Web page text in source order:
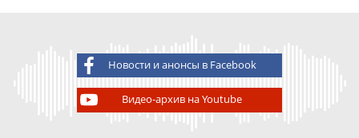
Новости и анонсы в Facebook
Видео-архив на Youtube